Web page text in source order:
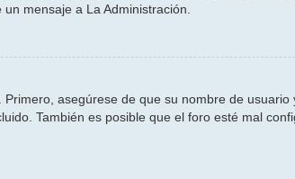
mensaje a La Administración.
asegúrese de que su nombre de
También es posible que el foro esté mal